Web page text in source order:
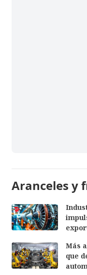
Aranceles y
Más
que